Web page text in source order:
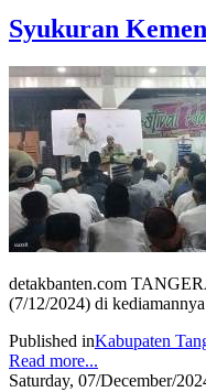
Syukuran
detakbanten.com
(7/12/2024) di
Published inKabupaten
Read more...
Saturday, 07/December/